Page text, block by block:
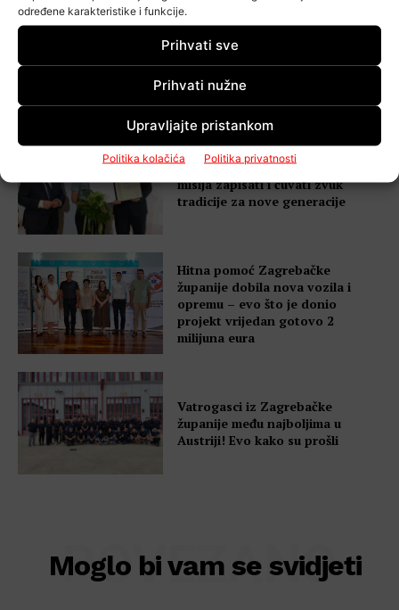
određene karakteristike i funkcije.
Prihvati sve
Prihvati nužne
Upravljajte pristankom
Politika kolačića Politika privatnosti
Novi val ulaganja u Zagrebačkoj
županiji – gotovo milijun eura za
komunalne projekte
Dražen Kurilovčan – Moja je
misija zapisati i čuvati zvuk
tradicije za nove generacije
Hitna pomoć Zagrebačke
županije dobila nova vozila i
opremu – evo što je donio
projekt vrijedan gotovo 2
milijuna eura
Vatrogasci iz Zagrebačke
županije među najboljima u
Austriji! Evo kako su prošli
Moglo bi vam se svidjeti
POVEZANO